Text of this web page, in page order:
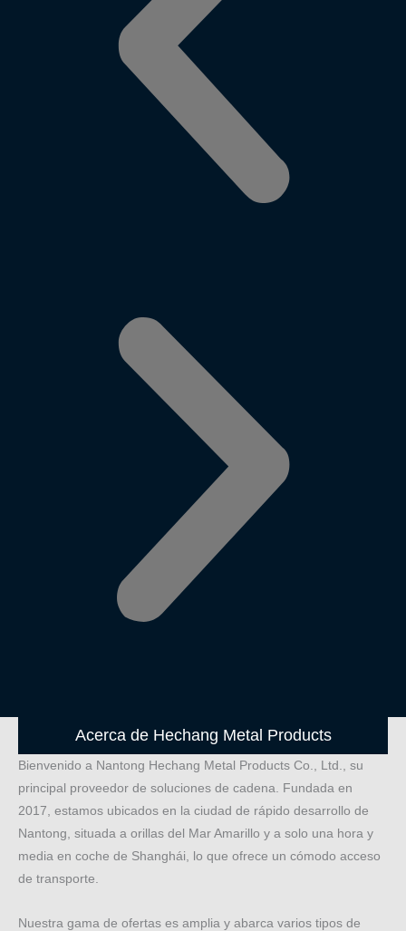
Acerca de Hechang Metal Products
Bienvenido a Nantong Hechang Metal Products Co., Ltd., su
principal proveedor de soluciones de cadena. Fundada en
2017, estamos ubicados en la ciudad de rápido desarrollo de
Nantong, situada a orillas del Mar Amarillo y a solo una hora y
media en coche de Shanghái, lo que ofrece un cómodo acceso
de transporte.
Nuestra gama de ofertas es amplia y abarca varios tipos de